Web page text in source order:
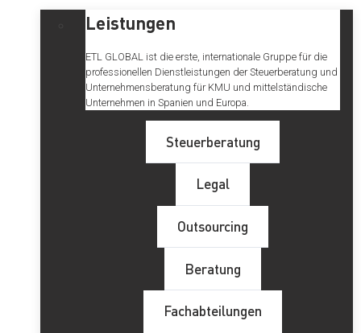
Leistungen
ETL GLOBAL ist die erste, internationale Gruppe für die
professionellen Dienstleistungen der Steuerberatung und
Unternehmensberatung für KMU und mittelständische
Unternehmen in Spanien und Europa.
Steuerberatung
Legal
Outsourcing
Beratung
Fachabteilungen